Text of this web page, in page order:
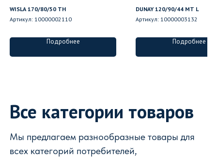
WISLA 170/80/50 ТН
Артикул: 10000002110
Подробнее
DUNAY 120/90/44 MT L
Артикул: 10000003132
Подробнее
Все категории товаров
Мы предлагаем разнообразные товары для
всех категорий потребителей,